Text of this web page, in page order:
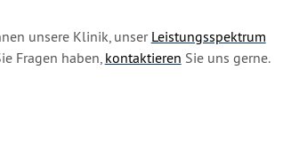
unsere Klinik, unser Leistungsspektrum
Fragen haben, kontaktieren Sie uns gerne.